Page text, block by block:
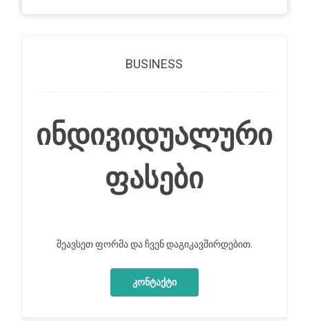
BUSINESS
ინდივიდუალური
ფასები
შეავსეთ ფორმა და ჩვენ დაგიკავშირდებით.
კონტაქტი